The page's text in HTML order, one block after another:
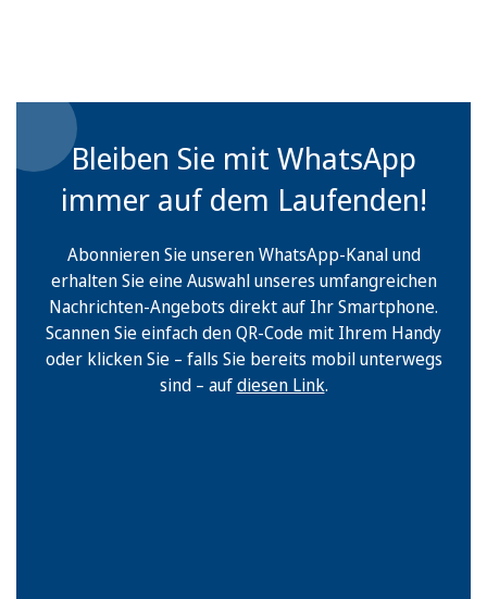
Bleiben Sie mit WhatsApp
immer auf dem Laufenden!
Abonnieren Sie unseren WhatsApp-Kanal und
erhalten Sie eine Auswahl unseres umfangreichen
Nachrichten-Angebots direkt auf Ihr Smartphone.
Scannen Sie einfach den QR-Code mit Ihrem Handy
oder klicken Sie – falls Sie bereits mobil unterwegs
sind – aufdiesen Link.